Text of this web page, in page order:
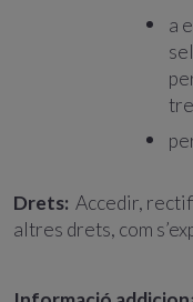
a
Drets: Accedir,
altres drets, com